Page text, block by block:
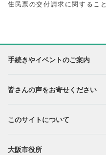
住民票の交付請求に関すること
手続きやイベントのご案内
皆さんの声をお寄せください
このサイトについて
大阪市役所